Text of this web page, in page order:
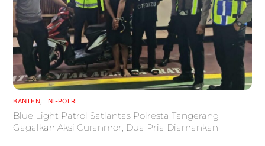
BANTEN,TNI-POLRI
Blue Light Patrol Satlantas Polresta Tangerang
Gagalkan Aksi Curanmor, Dua Pria Diamankan